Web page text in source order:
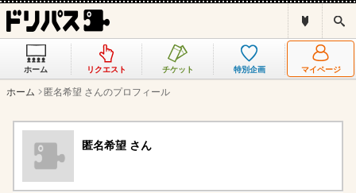
リ
ス
と
索
ホーム リクエスト チケット 特別企画 マイページ
ホーム 匿名希望 さんのプロフィール
匿名希望 さん